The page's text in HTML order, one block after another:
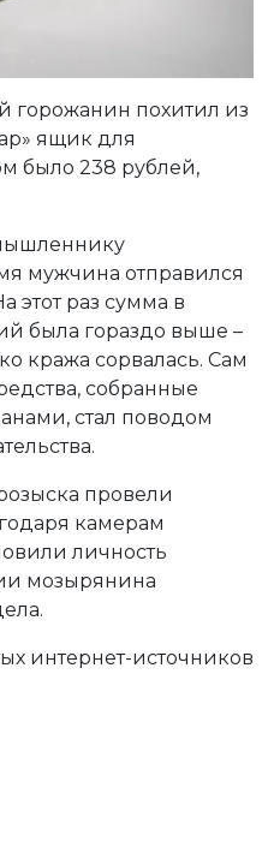
горожанин похитил из
ящик для
было 238 рублей,
мужчина отправился
этот раз сумма в
была гораздо выше –
кража сорвалась. Сам
собранные
стал поводом
провели
камерам
личность
мозырянина
интернет-источников